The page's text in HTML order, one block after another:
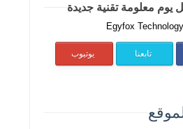
يوم معلومة تقنية جديدة
Egyfox Technology
تابعنا يوتيوب